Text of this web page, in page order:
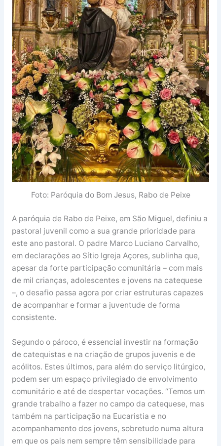
Foto: Paróquia do Bom Jesus, Rabo de Peixe
A paróquia de Rabo de Peixe, em São Miguel, definiu a
pastoral juvenil como a sua grande prioridade para
este ano pastoral. O padre Marco Luciano Carvalho,
em declarações ao Sítio Igreja Açores, sublinha que,
apesar da forte participação comunitária – com mais
de mil crianças, adolescentes e jovens na catequese
–, o desafio passa agora por criar estruturas capazes
de acompanhar e formar a juventude de forma
consistente.
Segundo o pároco, é essencial investir na formação
de catequistas e na criação de grupos juvenis e de
acólitos. Estes últimos, para além do serviço litúrgico,
podem ser um espaço privilegiado de envolvimento
comunitário e até de despertar vocações. “Temos um
grande trabalho a fazer no campo da catequese, mas
também na participação na Eucaristia e no
acompanhamento dos jovens, sobretudo numa altura
em que os pais nem sempre têm sensibilidade para